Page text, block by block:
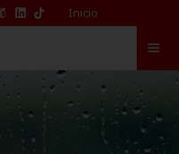
TikTok
de
Inicio